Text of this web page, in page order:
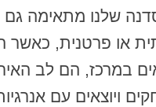
שלנו מתאימה גם
או פרטנית, כאשר
במרכז, הם לב
ויוצאים עם